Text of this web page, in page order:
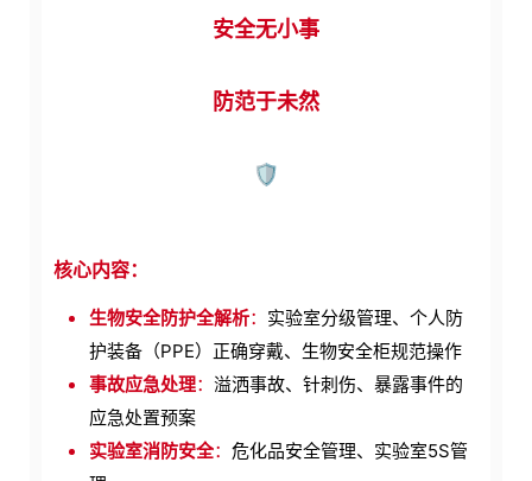
安全无小事
防范于未然
🛡️
核心内容：
生物安全防护全解析： 实验室分级管理、个人防
护装备（PPE）正确穿戴、生物安全柜规范操作
事故应急处理：溢洒事故、针刺伤、暴露事件的
应急处置预案
实验室消防安全：危化品安全管理、实验室5S管